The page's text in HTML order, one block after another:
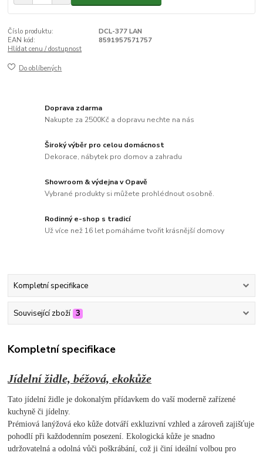
Číslo produktu:
DCL-377 LAN
EAN kód:
8591957571757
Hlídat cenu / dostupnost
Do oblíbených
Doprava zdarma
Nakupte za 2500Kč a dopravu nechte na nás
Široký výběr pro celou domácnost
Dekorace, nábytek pro domov a zahradu
Showroom & výdejna v Opavě
Vybrané produkty si můžete prohlédnout osobně.
Rodinný e-shop s tradicí
Už více než 16 let pomáháme tvořit krásnější domovy
Kompletní specifikace
Související zboží 3
Kompletní specifikace
Jídelní židle, béžová, ekokůže
Tato jídelní židle je dokonalým přídavkem do vaší moderně zařízené
kuchyně či jídelny.
Prémiová lanýžová eko kůže dotváří exkluzivní vzhled a zároveň zajišťuje
pohodlí při každodenním posezení. Ekologická kůže je snadno
udržovatelná a odolná vůči poškrábání, což ji činí ideální volbou pro